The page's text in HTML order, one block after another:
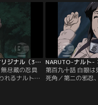
道中、菜の国
黒煙を目にし
に謎の忍たち
商人が忍者の
い」と楽観的
供：バンダ
ンの正体は菜の国
ルナとその護衛、
の大名は近く起こ
報を掴み、姫と護
中に紛れ込ませ、
た…。【提供：バ
NARUTO-ナルト- オリジナル（3） 動乱編 第189話
尽蔵の忍具
れるナルトた
第百九十話 白眼は
死角／第二の邪忍